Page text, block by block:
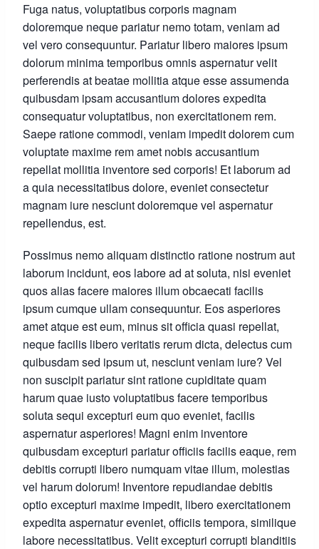
Fuga natus, voluptatibus corporis magnam
doloremque neque pariatur nemo totam, veniam ad
vel vero consequuntur. Pariatur libero maiores ipsum
dolorum minima temporibus omnis aspernatur velit
perferendis at beatae mollitia atque esse assumenda
quibusdam ipsam accusantium dolores expedita
consequatur voluptatibus, non exercitationem rem.
Saepe ratione commodi, veniam impedit dolorem cum
voluptate maxime rem amet nobis accusantium
repellat mollitia inventore sed corporis! Et laborum ad
a quia necessitatibus dolore, eveniet consectetur
magnam iure nesciunt doloremque vel aspernatur
repellendus, est.
Possimus nemo aliquam distinctio ratione nostrum aut
laborum incidunt, eos labore ad at soluta, nisi eveniet
quos alias facere maiores illum obcaecati facilis
ipsum cumque ullam consequuntur. Eos asperiores
amet atque est eum, minus sit officia quasi repellat,
neque facilis libero veritatis rerum dicta, delectus cum
quibusdam sed ipsum ut, nesciunt veniam iure? Vel
non suscipit pariatur sint ratione cupiditate quam
harum quae iusto voluptatibus facere temporibus
soluta sequi excepturi eum quo eveniet, facilis
aspernatur asperiores! Magni enim inventore
quibusdam excepturi pariatur officiis facilis eaque, rem
debitis corrupti libero numquam vitae illum, molestias
vel harum dolorum! Inventore repudiandae debitis
optio excepturi maxime impedit, libero exercitationem
expedita aspernatur eveniet, officiis tempora, similique
labore necessitatibus. Velit excepturi corrupti blanditiis